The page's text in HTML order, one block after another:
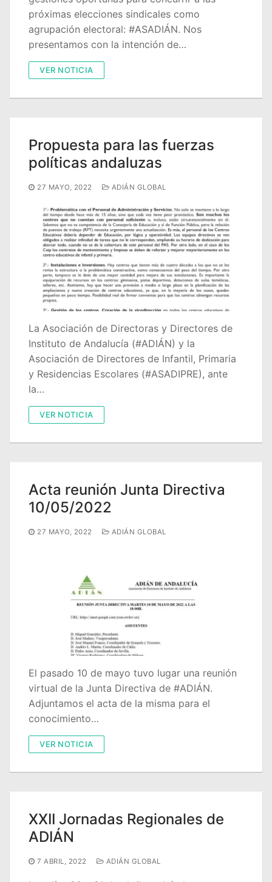
próximas elecciones sindicales como
agrupación electoral: #ASADIÁN. Nos
presentamos con la intención de…
VER NOTICIA
Propuesta para las fuerzas
políticas andaluzas
27 MAYO, 2022 ADIÁN GLOBAL
La Asociación de Directoras y Directores de
Instituto de Andalucía (#ADIÁN) y la
Asociación de Directores de Infantil, Primaria
y Residencias Escolares (#ASADIPRE), ante
la…
VER NOTICIA
Acta reunión Junta Directiva
10/05/2022
27 MAYO, 2022 ADIÁN GLOBAL
El pasado 10 de mayo tuvo lugar una reunión
virtual de la Junta Directiva de #ADIÁN.
Adjuntamos el acta de la misma para el
conocimiento…
VER NOTICIA
XXII Jornadas Regionales de
ADIÁN
7 ABRIL, 2022 ADIÁN GLOBAL